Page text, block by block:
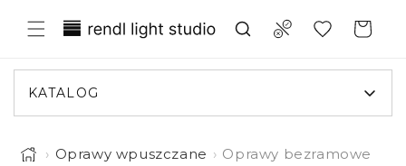
do
treści
Compare
Translation missing:
pl.general.wishlist.title
Koszyk
KATALOG
› Oprawy wpuszczane › Oprawy bezramowe